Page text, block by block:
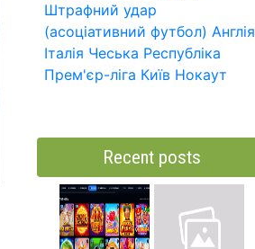
Штрафний удар
(асоціативний футбол) Англія
Італія Чеська Республіка
Прем'єр-ліга Київ Нокаут
Recent posts